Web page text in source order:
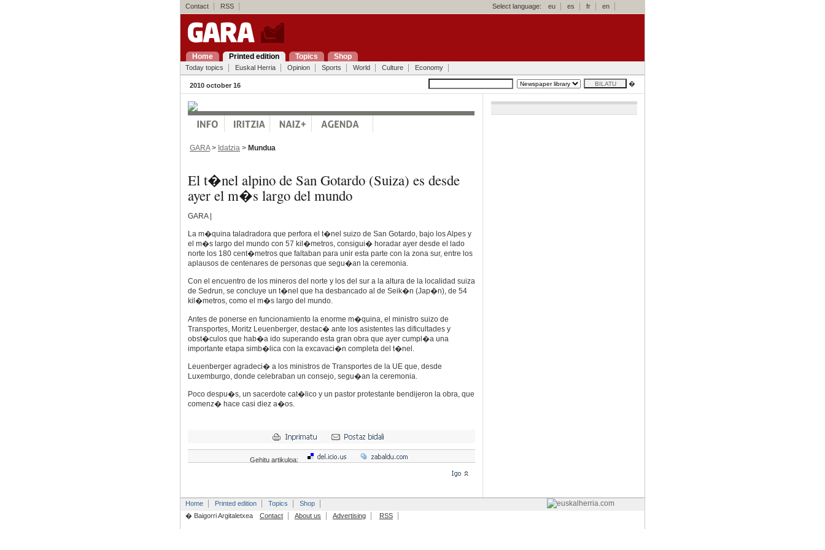
Contact RSS Select language: eu es fr en
Home Printed edition Topics Shop
Today topics Euskal Herria Opinion Sports World Culture Economy
2010 october 16 �
GARA> Idatzia > Mundua
El t�nel alpino de San Gotardo (Suiza) es desde
ayer el m�s largo del mundo
GARA |
La m�quina taladradora que perfora el t�nel suizo de San Gotardo, bajo los Alpes y
el m�s largo del mundo con 57 kil�metros, consigui� horadar ayer desde el lado
norte los 180 cent�metros que faltaban para unir esta parte con la zona sur, entre los
aplausos de centenares de personas que segu�an la ceremonia.
Con el encuentro de los mineros del norte y los del sur a la altura de la localidad suiza
de Sedrun, se concluye un t�nel que ha desbancado al de Seik�n (Jap�n), de 54
kil�metros, como el m�s largo del mundo.
Antes de ponerse en funcionamiento la enorme m�quina, el ministro suizo de
Transportes, Moritz Leuenberger, destac� ante los asistentes las dificultades y
obst�culos que hab�a ido superando esta gran obra que ayer cumpl�a una
importante etapa simb�lica con la excavaci�n completa del t�nel.
Leuenberger agradeci� a los ministros de Transportes de la UE que, desde
Luxemburgo, donde celebraban un consejo, segu�an la ceremonia.
Poco despu�s, un sacerdote cat�lico y un pastor protestante bendijeron la obra, que
comenz� hace casi diez a�os.
Gehitu artikuloa:
Home Printed edition Topics
Shop
� Baigorri Argitaletxea
Contact About us Advertising RSS